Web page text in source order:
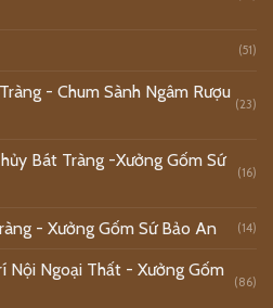
(51)
- Chum Sành Ngâm Rượu
(23)
Bát Tràng -Xưởng Gốm Sứ
(16)
- Xưởng Gốm Sứ Bảo An (14)
Nội Ngoại Thất - Xưởng Gốm
(86)